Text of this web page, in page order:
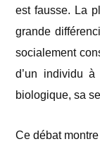
est fausse. La
grande
socialement
d’un individu à
biologique, sa
Ce débat